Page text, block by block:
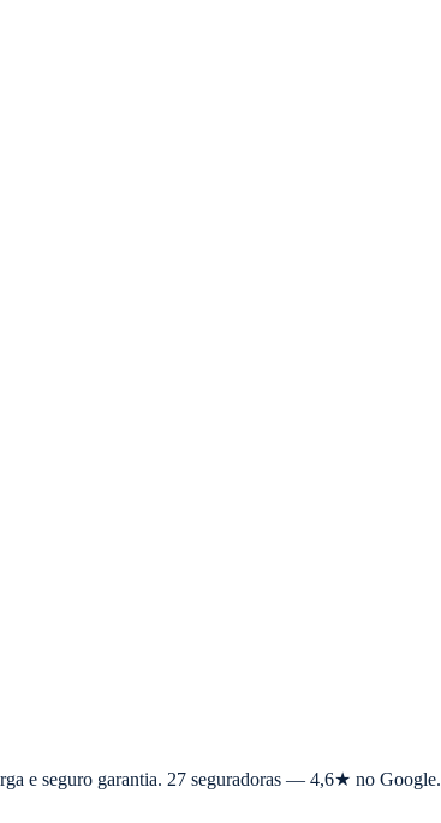
e seguro garantia. 27 seguradoras — 4,6★ no Google.